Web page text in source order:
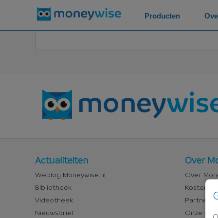
Producten
Nieuws
en
media
Actualiteiten
Weblog Moneywise.nl
Bibliotheek
Videotheek
Nieuwsbrief
Over
Over
Over
Kosten
Partners
Onze